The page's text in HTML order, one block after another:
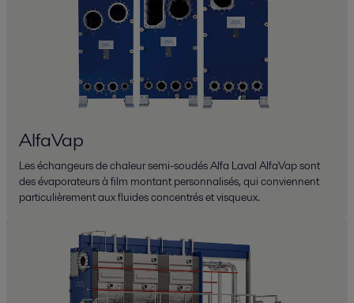
AlfaVap
Les échangeurs de chaleur semi-soudés Alfa Laval AlfaVap sont
des évaporateurs à film montant personnalisés, qui conviennent
particulièrement aux fluides concentrés et visqueux.